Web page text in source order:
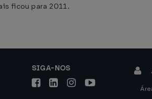
ficou para 2011.
SIGA-NOS